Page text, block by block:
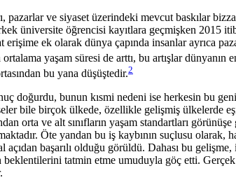
pazarlar ve siyaset üzerindeki mevcut baskılar
üniversite öğrencisi kayıtlara geçmişken 2015
ek olarak dünya çapında insanlar ayrıca
yaşam süresi de arttı, bu artışlar
bu yana düşüştedir.2
doğurdu, bunun kısmi nedeni ise herkesin bu
bile birçok ülkede, özellikle gelişmiş
orta ve alt sınıfların yaşam standartları
Öte yandan bu iş kaybının suçlusu
açıdan başarılı olduğu görüldü. Dahası bu
tatmin etme umuduyla göç etti.